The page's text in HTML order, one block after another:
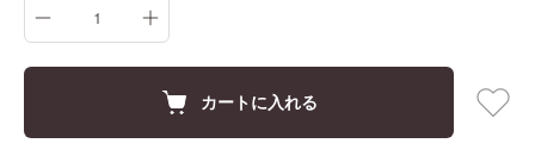
カートに入れる